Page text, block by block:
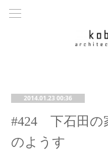
2014.01.23 00:36
#424 下石田
のようす